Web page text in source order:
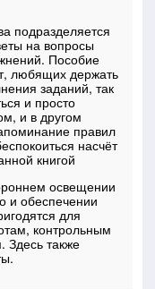
подразделяется
на вопросы
Пособие
любящих держать
заданий, так
и просто
и в другом
правил
насчёт
книгой
освещении
и обеспечении
для
контрольным
Здесь также